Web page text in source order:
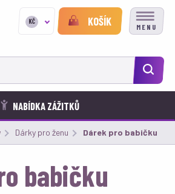
KČ KOŠÍK MENU
NABÍDKA ZÁŽITKŮ
Dárky pro ženu Aktuální:
Dárek pro babičku
babičku